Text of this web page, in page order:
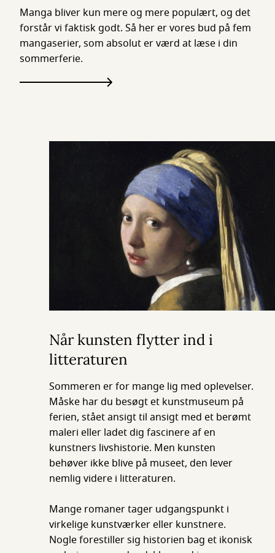
Manga bliver kun mere og mere populært, og det
forstår vi faktisk godt. Så her er vores bud på fem
mangaserier, som absolut er værd at læse i din
sommerferie.
Når kunsten flytter ind i
litteraturen
Sommeren er for mange lig med oplevelser.
Måske har du besøgt et kunstmuseum på
ferien, stået ansigt til ansigt med et berømt
maleri eller ladet dig fascinere af en
kunstners livshistorie. Men kunsten
behøver ikke blive på museet, den lever
nemlig videre i litteraturen.
Mange romaner tager udgangspunkt i
virkelige kunstværker eller kunstnere.
Nogle forestiller sig historien bag et ikonisk